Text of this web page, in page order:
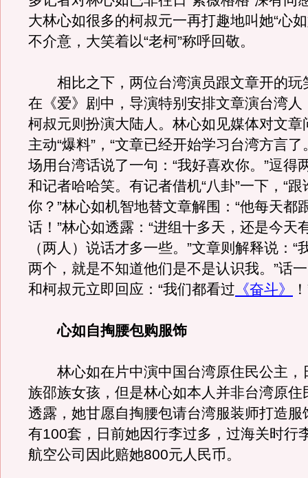
大林心如很多的柯叔元一再打趣地叫她“心
不介意，大笑着以“老柯”称呼回敬。
相比之下，两位台湾演员跟文章开的玩
在《爱》剧中，导演特别安排文章演台湾人
柯叔元则扮演大陆人。林心如见媒体对文章
主动“爆料”，“文章已经开始学习台湾方言了
场用台湾话说了一句：“我好喜欢你。”逗得
和记者哈哈笑。有记者借机“八卦”一下，“
你？”林心如机智地替文章解围：“他每天都
话！”林心如透露：“进组十多天，还是今天
（两人）说话才多一些。”文章则解释说：“
两个，就是不知道他们是不是认识我。”话
和柯叔元立即回应：“我们都看过 《奋斗》
心如自掏腰包购服饰
林心如在片中演中国台湾原住民公主，
族邵族女孩，但是林心如本人并非台湾原住
透露，她甘愿自掏腰包请台湾服装师打造服
有100套，日前她因行李过多，过海关时行
航空公司因此赔她800元人民币。